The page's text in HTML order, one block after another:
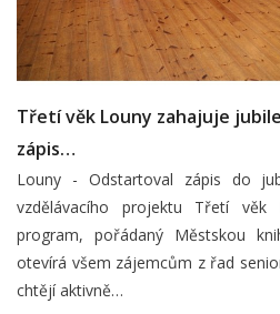
Třetí věk Louny zahajuje
zápis…
Louny - Odstartoval zápis do
vzdělávacího projektu Třetí věk
program, pořádaný Městskou
otevírá všem zájemcům z řad
chtějí aktivně…